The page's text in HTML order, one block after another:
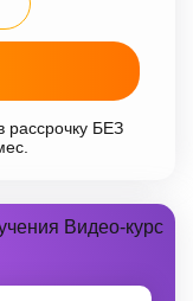
рассрочку БЕЗ